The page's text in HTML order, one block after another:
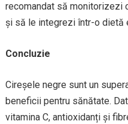
recomandat să monitorizezi
și să le integrezi într-o dietă
Concluzie
Cireșele negre sunt un
beneficii pentru sănătate.
vitamina C, antioxidanți și